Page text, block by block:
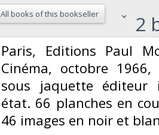
All books of this bookseller 2
‎Paris, Editions Paul
Cinéma, octobre
sous jaquette éditeur
état. 66 planches en
46 images en noir et